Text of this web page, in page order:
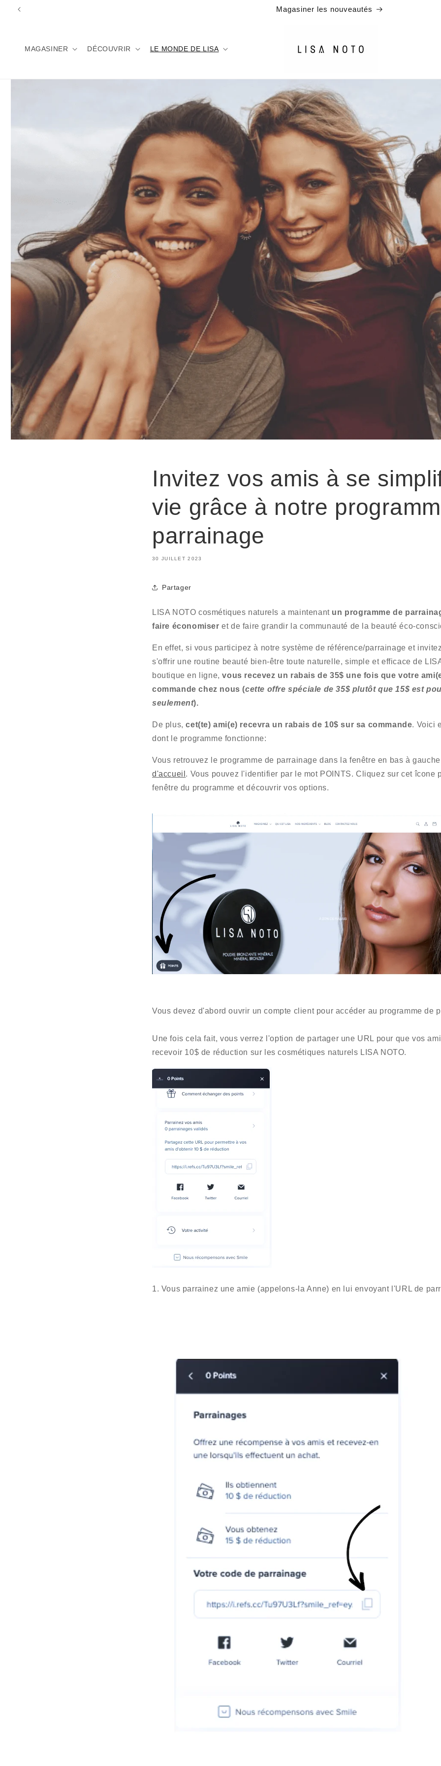
passer
Magasiner les nouveautés
MAGASINER DÉCOUVRIR LE MONDE DE LISA
Invitez vos amis à se
vie grâce à notre
parrainage
30 JUILLET 2023
Partager
LISA NOTO cosmétiques naturels a maintenant un programme de
faire économiser et de faire grandir la communauté de la beauté éco-
En effet, si vous participez à notre système de référence/parrainage et
s'offrir une routine beauté bien-être toute naturelle, simple et efficace de
boutique en ligne,vous recevez un rabais de 35$ une fois que votre
commande chez nous (cette offre spéciale de 35$ plutôt que 15$ est
seulement).
De plus,cet(te) ami(e) recevra un rabais de 10$ sur sa commande. Voici
dont le programme fonctionne:
Vous retrouvez le programme de parrainage dans la fenêtre en bas à
d'accueil . Vous pouvez l'identifier par le mot POINTS. Cliquez sur cet îcone
fenêtre du programme et découvrir vos options.
Vous devez d'abord ouvrir un compte client pour accéder au programme de
Une fois cela fait, vous verrez l'option de partager une URL pour que vos
recevoir 10$ de réduction sur les cosmétiques naturels LISA NOTO.
1. Vous parrainez une amie (appelons-la Anne) en lui envoyant l'URL de